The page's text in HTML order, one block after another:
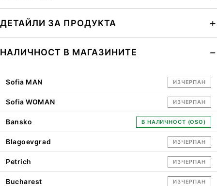
ДЕТАЙЛИ ЗА ПРОДУКТА
НАЛИЧНОСТ В МАГАЗИНИТЕ
Sofia MAN ИЗЧЕРПАН
Sofia WOMAN ИЗЧЕРПАН
Bansko В НАЛИЧНОСТ (OSO)
Blagoevgrad ИЗЧЕРПАН
Petrich ИЗЧЕРПАН
Bucharest ИЗЧЕРПАН